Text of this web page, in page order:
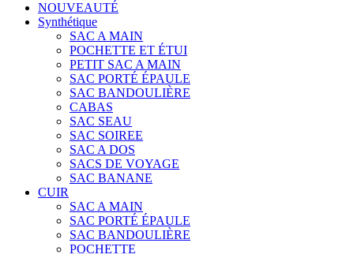
NOUVEAUTÉ
Synthétique
SAC A MAIN
POCHETTE ET ÉTUI
PETIT SAC A MAIN
SAC PORTÉ ÉPAULE
SAC BANDOULIÈRE
CABAS
SAC SEAU
SAC SOIREE
SAC A DOS
SACS DE VOYAGE
SAC BANANE
CUIR
SAC A MAIN
SAC PORTÉ ÉPAULE
SAC BANDOULIÈRE
POCHETTE